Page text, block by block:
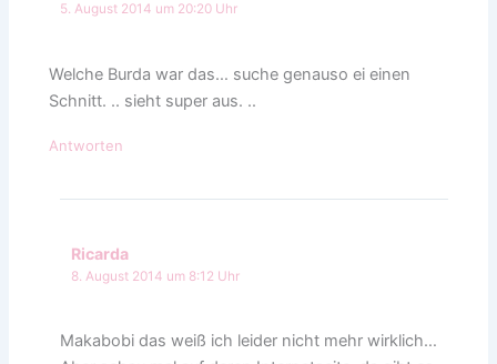
5. August 2014 um 20:20 Uhr
Welche Burda war das… suche genauso ei einen
Schnitt. .. sieht super aus. ..
Antworten
Ricarda
8. August 2014 um 8:12 Uhr
Makabobi das weiß ich leider nicht mehr wirklich…